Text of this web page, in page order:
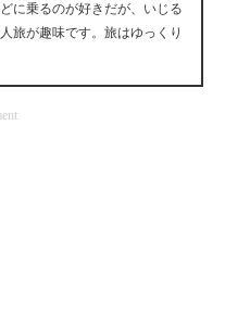
に乗るのが好きだが、いじる
旅が趣味です。旅はゆっくり